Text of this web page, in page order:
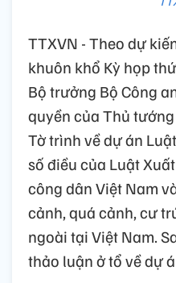
TTXVN - Theo dự
khuôn khổ Kỳ họp
Bộ trưởng Bộ Công
quyền của Thủ
Tờ trình về dự án
số điều của Luật
công dân Việt Nam
cảnh, quá cảnh, cư
ngoài tại Việt Nam.
thảo luận ở tổ về dự